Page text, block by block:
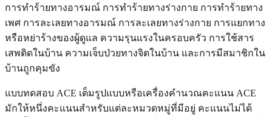
การทำร้ายทางอารมณ์ การทำร้ายทางร่างกาย การทำร้ายทาง
เพศ การละเลยทางอารมณ์ การละเลยทางร่างกาย การแยกทาง
หรือหย่าร้างของผู้ดูแล ความรุนแรงในครอบครัว การใช้สาร
เสพติดในบ้าน ความเจ็บป่วยทางจิตในบ้าน และการมีสมาชิกใน
บ้านถูกคุมขัง
แบบทดสอบ ACE เต็มรูปแบบหรือเครื่องคำนวณคะแนน ACE
มักให้หนึ่งคะแนนสำหรับแต่ละหมวดหมู่ที่มีอยู่ คะแนนไม่ได้